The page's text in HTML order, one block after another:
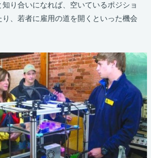
知り合いになれば、空いているポジショ
り、若者に雇用の道を開くといった機会